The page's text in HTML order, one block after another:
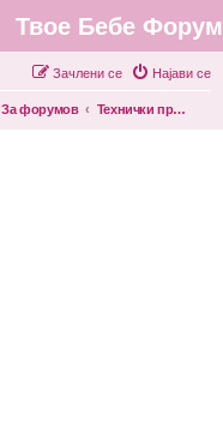
Твое Бебе Форум
Најави се
Зачлени се
За форумов Технички прашања